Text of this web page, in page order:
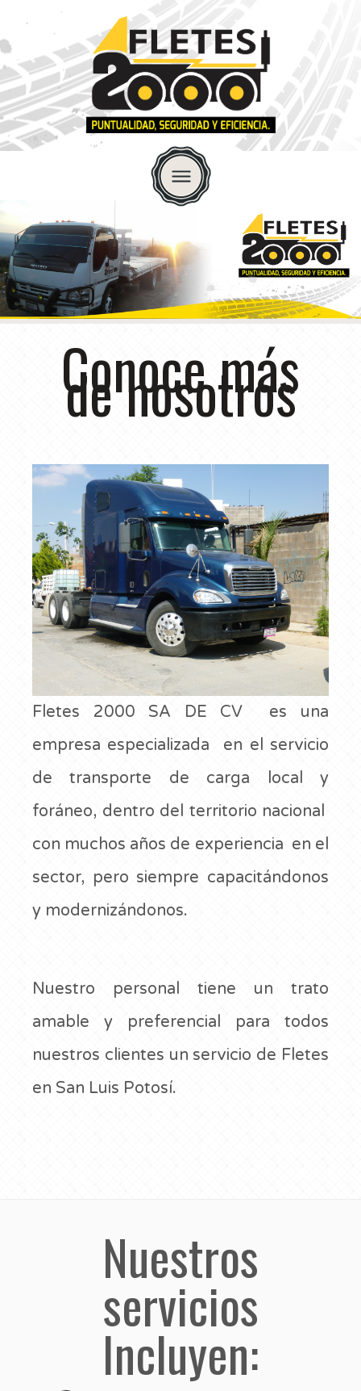
QUIENES SOMOS
SERVICIOS
FACTURACION
Conoce más
de nosotros
Fletes 2000 SA DE CV es una
empresa especializada en el servicio
de transporte de carga local y
foráneo, dentro del territorio nacional
con muchos años de experiencia en el
sector, pero siempre capacitándonos
y modernizándonos.
Nuestro personal tiene un trato
amable y preferencial para todos
nuestros clientes un servicio de Fletes
en San Luis Potosí.
Nuestros
servicios
Incluyen: